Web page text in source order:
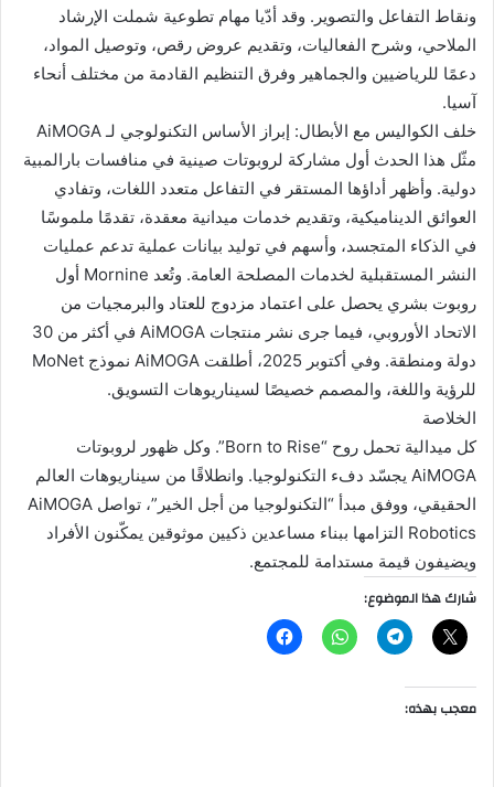
ونقاط التفاعل والتصوير. وقد أدّيا مهام تطوعية شملت الإرشاد
الملاحي، وشرح الفعاليات، وتقديم عروض رقص، وتوصيل المواد،
دعمًا للرياضيين والجماهير وفرق التنظيم القادمة من مختلف أنحاء
آسيا.
خلف الكواليس مع الأبطال: إبراز الأساس التكنولوجي لـ AiMOGA
مثّل هذا الحدث أول مشاركة لروبوتات صينية في منافسات بارالمبية
دولية. وأظهر أداؤها المستقر في التفاعل متعدد اللغات، وتفادي
العوائق الديناميكية، وتقديم خدمات ميدانية معقدة، تقدمًا ملموسًا
في الذكاء المتجسد، وأسهم في توليد بيانات عملية تدعم عمليات
النشر المستقبلية لخدمات المصلحة العامة. وتُعد Mornine أول
روبوت بشري يحصل على اعتماد مزدوج للعتاد والبرمجيات من
الاتحاد الأوروبي، فيما جرى نشر منتجات AiMOGA في أكثر من 30
دولة ومنطقة. وفي أكتوبر 2025، أطلقت AiMOGA نموذج MoNet
للرؤية واللغة، والمصمم خصيصًا لسيناريوهات التسويق.
الخلاصة
كل ميدالية تحمل روح “Born to Rise”. وكل ظهور لروبوتات
AiMOGA يجسّد دفء التكنولوجيا. وانطلاقًا من سيناريوهات العالم
الحقيقي، ووفق مبدأ “التكنولوجيا من أجل الخير”، تواصل AiMOGA
Robotics التزامها ببناء مساعدين ذكيين موثوقين يمكّنون الأفراد
ويضيفون قيمة مستدامة للمجتمع.
شارك هذا الموضوع:
معجب بهذه: